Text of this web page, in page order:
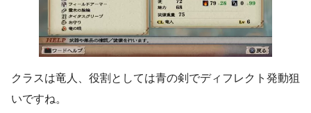
クラスは竜人、役割としては青の剣でディフレクト発動狙
いですね。